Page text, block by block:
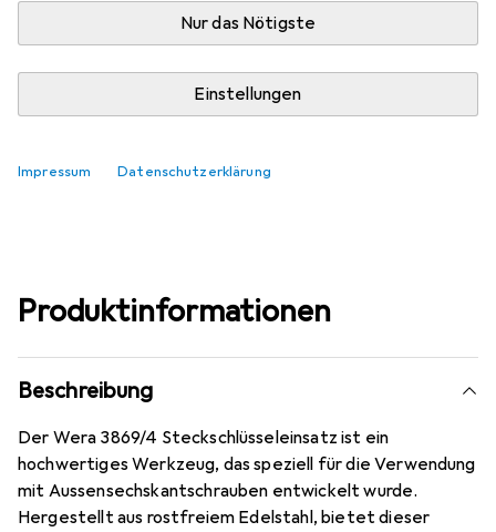
Nur das Nötigste
Einstellungen
Impressum Datenschutzerklärung
In den Warenkorb
Produktinformationen
Beschreibung
Der Wera 3869/4 Steckschlüsseleinsatz ist ein
hochwertiges Werkzeug, das speziell für die Verwendung
mit Aussensechskantschrauben entwickelt wurde.
Hergestellt aus rostfreiem Edelstahl, bietet dieser